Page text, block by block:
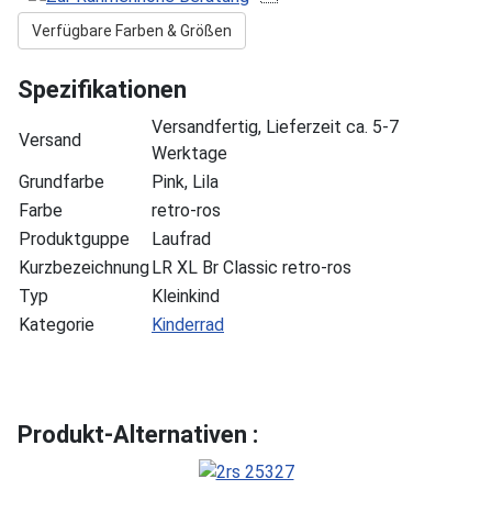
Verfügbare Farben & Größen
Spezifikationen
Versand
Versandfertig, Lieferzeit ca. 5-7
Werktage
Grundfarbe
Pink, Lila
Farbe
retro-ros
Produktguppe
Laufrad
KurzbezeichnungLR XL Br Classic retro-ros
Typ
Kleinkind
Kategorie
Kinderrad
Produkt-Alternativen :